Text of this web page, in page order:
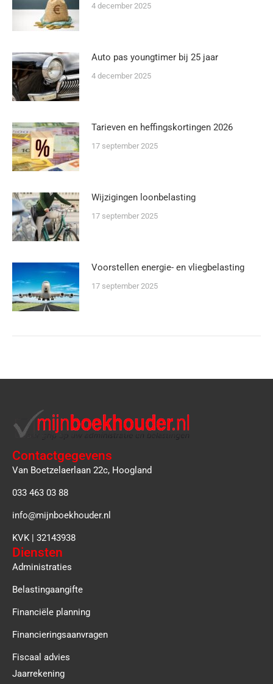
4 december 2025
Auto pas youngtimer bij 25 jaar
4 december 2025
Tarieven en heffingskortingen 2026
17 september 2025
Wijzigingen loonbelasting
17 september 2025
Voorstellen energie- en vliegbelasting
17 september 2025
Contactgegevens
Van Boetzelaerlaan 22c, Hoogland
033 463 03 88
info@mijnboekhouder.nl
KVK | 32143938
Diensten
Administraties
Belastingaangifte
Financiële planning
Financieringsaanvragen
Fiscaal advies
Jaarrekening